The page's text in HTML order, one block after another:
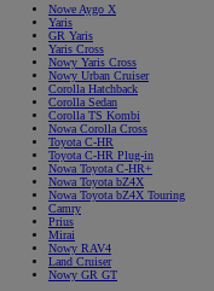
Nowe Aygo X
Yaris
GR Yaris
Yaris Cross
Nowy Yaris Cross
Nowy Urban Cruiser
Corolla Hatchback
Corolla Sedan
Corolla TS Kombi
Nowa Corolla Cross
Toyota C-HR
Toyota C-HR Plug-in
Nowa Toyota C-HR+
Nowa Toyota bZ4X
Nowa Toyota bZ4X Touring
Camry
Prius
Mirai
Nowy RAV4
Land Cruiser
Nowy GR GT